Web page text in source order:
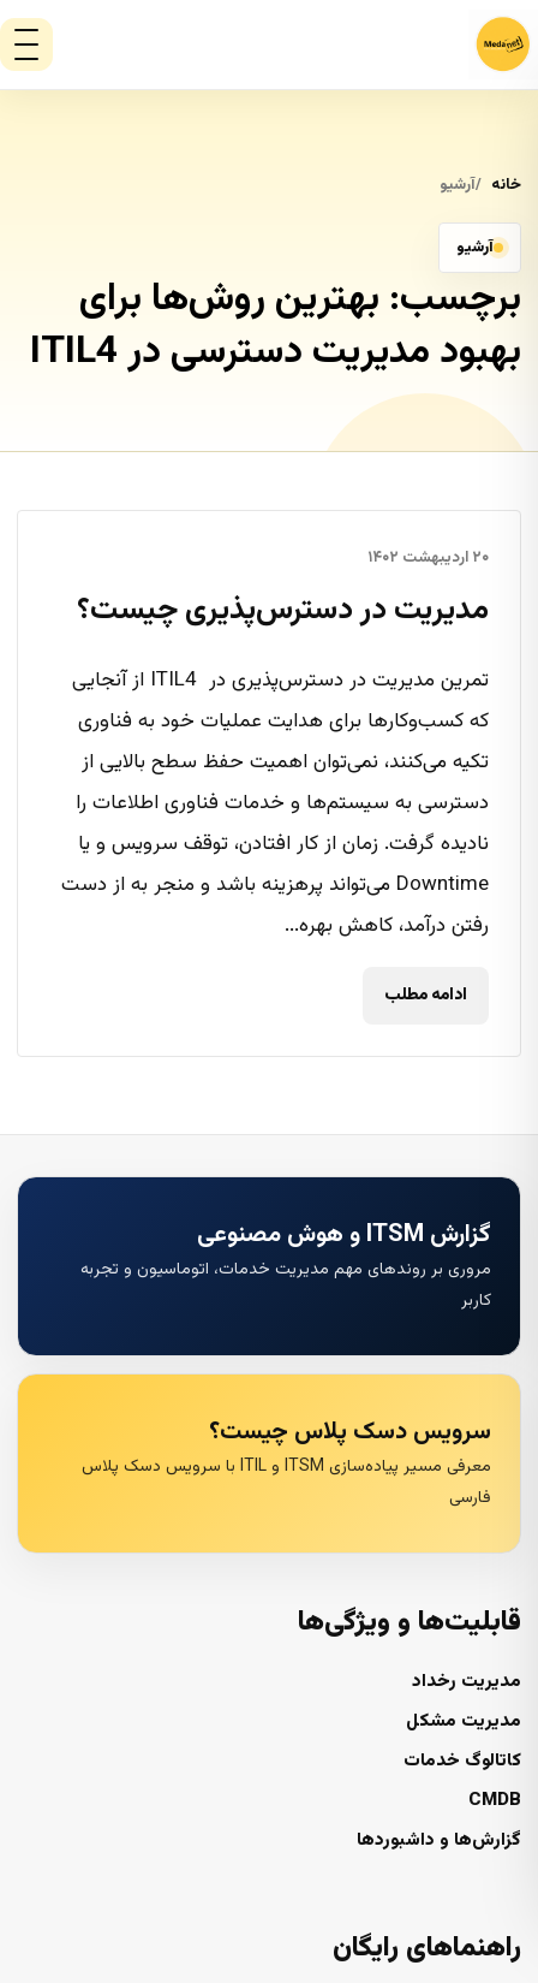
خانه آرشیو
آرشیو
برچسب: بهترین روش‌ها برای
بهبود مدیریت دسترسی در ITIL4
۲۰ اردیبهشت ۱۴۰۲
مدیریت در دسترس‌پذیری چیست؟
تمرین مدیریت در دسترس‌پذیری در ITIL4 از آنجایی
که کسب‌وکارها برای هدایت عملیات خود به فناوری
تکیه می‌کنند، نمی‌توان اهمیت حفظ سطح بالایی از
دسترسی به سیستم‌ها و خدمات فناوری اطلاعات را
نادیده گرفت. زمان از کار افتادن، توقف سرویس و یا
Downtime می‌تواند پرهزینه باشد و منجر به از دست
رفتن درآمد، کاهش بهره...
ادامه مطلب
گزارش ITSM و هوش مصنوعی
مروری بر روندهای مهم مدیریت خدمات، اتوماسیون و تجربه
کاربر
سرویس دسک پلاس چیست؟
معرفی مسیر پیاده‌سازی ITSM و ITIL با سرویس دسک پلاس
فارسی
قابلیت‌ها و ویژگی‌ها
مدیریت رخداد
مدیریت مشکل
کاتالوگ خدمات
CMDB
گزارش‌ها و داشبوردها
راهنماهای رایگان